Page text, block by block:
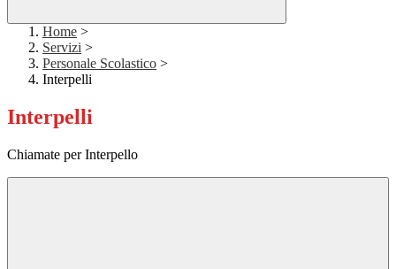
Home >
Servizi >
Personale Scolastico >
Interpelli
Interpelli
Chiamate per Interpello